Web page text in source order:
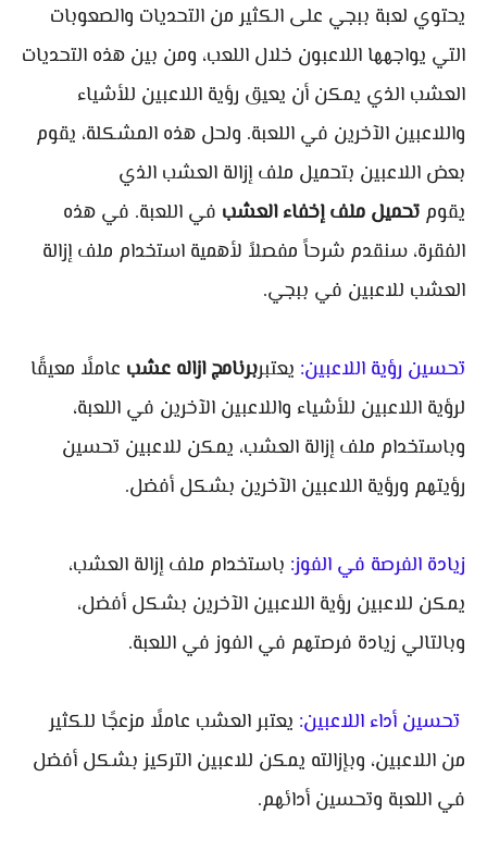
يحتوي لعبة ببجي على الكثير من التحديات والصعوبات
التي يواجهها اللاعبون خلال اللعب، ومن بين هذه التحديات
العشب الذي يمكن أن يعيق رؤية اللاعبين للأشياء
واللاعبين الآخرين في اللعبة. ولحل هذه المشكلة، يقوم
بعض اللاعبين بتحميل ملف إزالة العشب الذي
يقوم تحميل ملف إخفاء العشب في اللعبة. في هذه
الفقرة، سنقدم شرحاً مفصلاً لأهمية استخدام ملف إزالة
العشب للاعبين في ببجي.
تحسين رؤية اللاعبين: يعتبربرنامج ازاله عشب عاملًا معيقًا
لرؤية اللاعبين للأشياء واللاعبين الآخرين في اللعبة،
وباستخدام ملف إزالة العشب، يمكن للاعبين تحسين
رؤيتهم ورؤية اللاعبين الآخرين بشكل أفضل.
زيادة الفرصة في الفوز: باستخدام ملف إزالة العشب،
يمكن للاعبين رؤية اللاعبين الآخرين بشكل أفضل،
وبالتالي زيادة فرصتهم في الفوز في اللعبة.
تحسين أداء اللاعبين: يعتبر العشب عاملًا مزعجًا للكثير
من اللاعبين، وبإزالته يمكن للاعبين التركيز بشكل أفضل
في اللعبة وتحسين أدائهم.